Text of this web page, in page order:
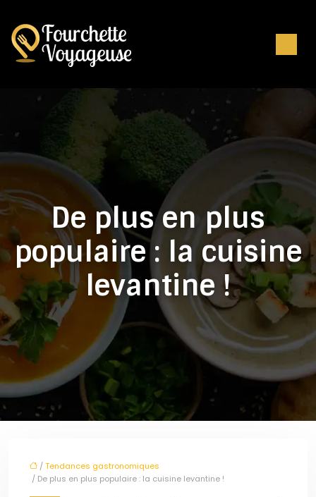
De plus en plus
populaire : la cuisine
levantine !
/Tendances gastronomiques
/ De plus en plus populaire : la cuisine levantine !